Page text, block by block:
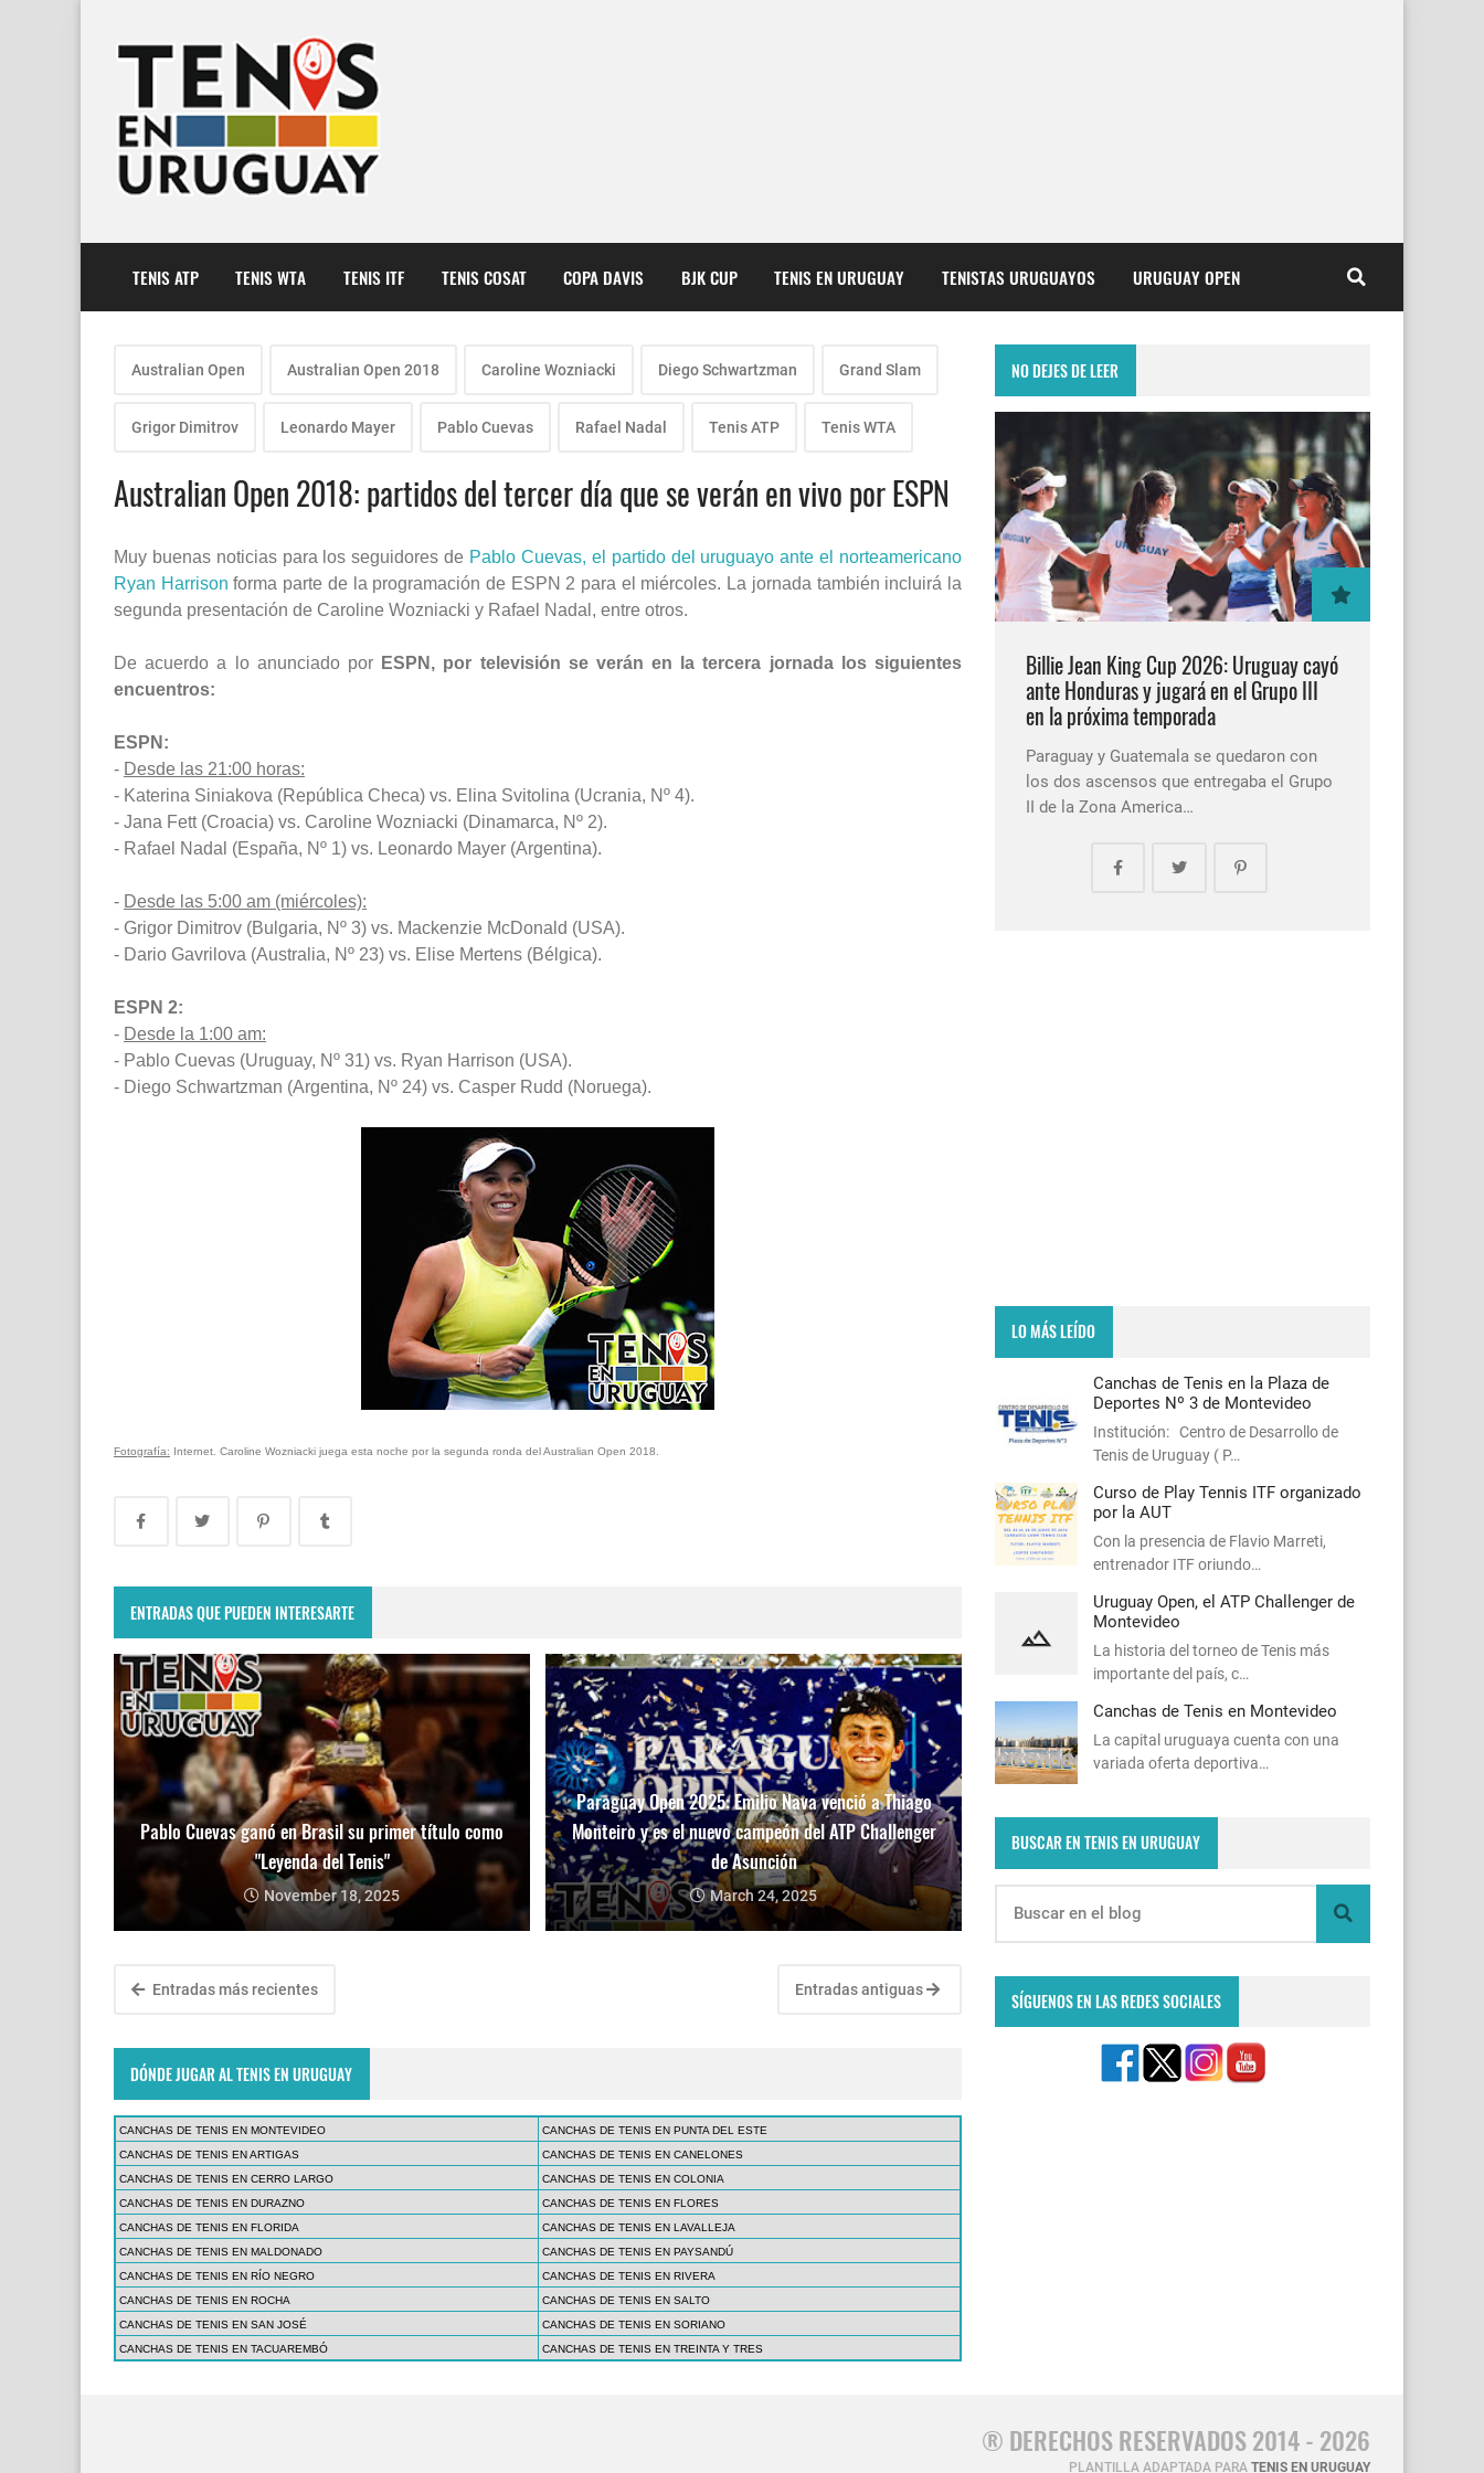
TENIS ATP TENIS WTA TENIS ITF TENIS COSAT COPA DAVIS BJK CUP TENIS EN URUGUAY TENISTAS URUGUAYOS URUGUAY OPEN
Australian Open Australian Open 2018 Caroline Wozniacki Diego Schwartzman Grand Slam
Grigor Dimitrov Leonardo Mayer Pablo Cuevas Rafael Nadal Tenis ATP Tenis WTA
Australian Open 2018: partidos del tercer día que se verán en vivo por ESPN
Muy buenas noticias para los seguidores de Pablo Cuevas, el partido del uruguayo ante el norteamericano
Ryan Harrison forma parte de la programación de ESPN 2 para el miércoles. La jornada también incluirá la
segunda presentación de Caroline Wozniacki y Rafael Nadal, entre otros.
De acuerdo a lo anunciado por ESPN, por televisión se verán en la tercera jornada los siguientes
encuentros:
ESPN:
- Desde las 21:00 horas:
- Katerina Siniakova (República Checa) vs. Elina Svitolina (Ucrania, Nº 4).
- Jana Fett (Croacia) vs. Caroline Wozniacki (Dinamarca, Nº 2).
- Rafael Nadal (España, Nº 1) vs. Leonardo Mayer (Argentina).
- Desde las 5:00 am (miércoles):
- Grigor Dimitrov (Bulgaria, Nº 3) vs. Mackenzie McDonald (USA).
- Dario Gavrilova (Australia, Nº 23) vs. Elise Mertens (Bélgica).
ESPN 2:
- Desde la 1:00 am:
- Pablo Cuevas (Uruguay, Nº 31) vs. Ryan Harrison (USA).
- Diego Schwartzman (Argentina, Nº 24) vs. Casper Rudd (Noruega).
Fotografía: Internet. Caroline Wozniacki juega esta noche por la segunda ronda del Australian Open 2018.
ENTRADAS QUE PUEDEN INTERESARTE
Pablo Cuevas ganó en Brasil su primer título como
"Leyenda del Tenis"
November 18, 2025
Paraguay Open 2025: Emilio Nava venció a Thiago
Monteiro y es el nuevo campeón del ATP Challenger
de Asunción
March 24, 2025
Entradas más recientes Entradas antiguas
DÓNDE JUGAR AL TENIS EN URUGUAY
CANCHAS DE TENIS EN MONTEVIDEO
CANCHAS DE TENIS EN PUNTA DEL ESTE
CANCHAS DE TENIS EN ARTIGAS
CANCHAS DE TENIS EN CANELONES
CANCHAS DE TENIS EN CERRO LARGO
CANCHAS DE TENIS EN COLONIA
CANCHAS DE TENIS EN DURAZNO
CANCHAS DE TENIS EN FLORES
CANCHAS DE TENIS EN FLORIDA
CANCHAS DE TENIS EN LAVALLEJA
CANCHAS DE TENIS EN MALDONADO
CANCHAS DE TENIS EN PAYSANDÚ
CANCHAS DE TENIS EN RÍO NEGRO
CANCHAS DE TENIS EN RIVERA
CANCHAS DE TENIS EN ROCHA
CANCHAS DE TENIS EN SALTO
CANCHAS DE TENIS EN SAN JOSÉ
CANCHAS DE TENIS EN SORIANO
CANCHAS DE TENIS EN TACUAREMBÓ
CANCHAS DE TENIS EN TREINTA Y TRES
NO DEJES DE LEER
Billie Jean King Cup 2026: Uruguay cayó
ante Honduras y jugará en el Grupo III
en la próxima temporada
Paraguay y Guatemala se quedaron con
los dos ascensos que entregaba el Grupo
II de la Zona America…
LO MÁS LEÍDO
Canchas de Tenis en la Plaza de
Deportes Nº 3 de Montevideo
Institución: Centro de Desarrollo de
Tenis de Uruguay ( P…
Curso de Play Tennis ITF organizado
por la AUT
Con la presencia de Flavio Marreti,
entrenador ITF oriundo…
Uruguay Open, el ATP Challenger de
Montevideo
La historia del torneo de Tenis más
importante del país, c…
Canchas de Tenis en Montevideo
La capital uruguaya cuenta con una
variada oferta deportiva…
BUSCAR EN TENIS EN URUGUAY
SÍGUENOS EN LAS REDES SOCIALES
® DERECHOS RESERVADOS 2014 - 2026
PLANTILLA ADAPTADA PARA TENIS EN URUGUAY